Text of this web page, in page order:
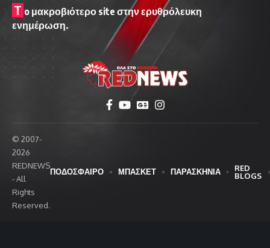
T o μακροβιότερο site στην ερυθρόλευκη
ενημέρωση.
© 2007-
2026
REDNEWS
- All
Rights
Reserved.
ΠΟΔΟΣΦΑΙΡΟ ΜΠΑΣΚΕΤ ΠΑΡΑΣΚΗΝΙΑ
RED
BLOGS